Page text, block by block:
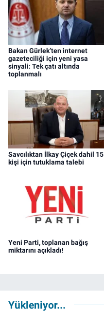
Bakan Gürlek’ten internet
gazeteciliği için yeni yasa
sinyali: Tek çatı altında
toplanmalı
Savcılıktan İlkay Çiçek dahil 15
kişi için tutuklama talebi
Yeni Parti, toplanan bağış
miktarını açıkladı!
Yükleniyor...